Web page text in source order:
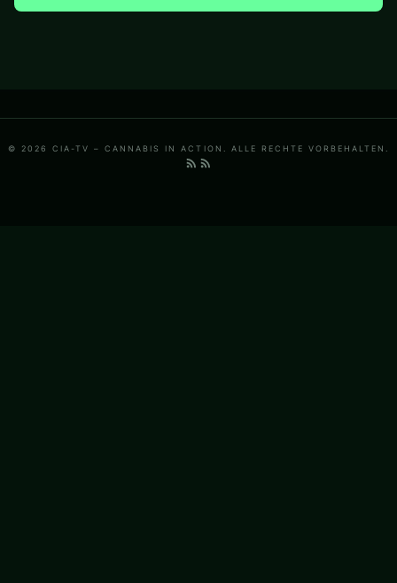
© 2026 CIA-TV – CANNABIS IN ACTION. ALLE RECHTE VORBEHALTEN.